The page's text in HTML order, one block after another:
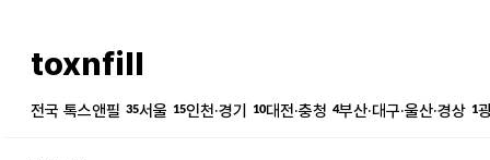
toxnfill
전국 톡스앤필 35서울 15인천·경기 10대전·충청 4부산·대구·울산·경상 1